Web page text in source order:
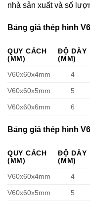
nhà sản xuất và số
Bảng giá thép hình
QUY CÁCH
(MM)
ĐỘ DÀY
(MM)
V60x60x4mm
4
V60x60x5mm 5
V60x60x6mm 6
Bảng giá thép hình
QUY CÁCH
(MM)
ĐỘ DÀY
(MM)
V60x60x4mm
4
V60x60x5mm 5